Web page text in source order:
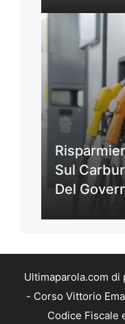
Sul
Del
Ultimaparola.com di
- Corso Vittorio
Codice Fiscale